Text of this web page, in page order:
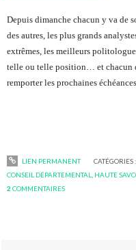
Depuis dimanche chacun y va de
des autres, les plus grands
extrêmes, les meilleurs
telle ou telle position… et chacun
remporter les prochaines
LIEN PERMANENT CATÉGORIES :
CONSEIL DÉPARTEMENTAL
HAUTE
2 COMMENTAIRES